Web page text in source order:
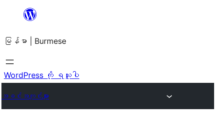
အကြောင်းအရာ
ကျော်သွား
ရန်
မြန်မာ | Burmese
WordPress ကို ရယူပါ
အခင်းအကျင်းများ